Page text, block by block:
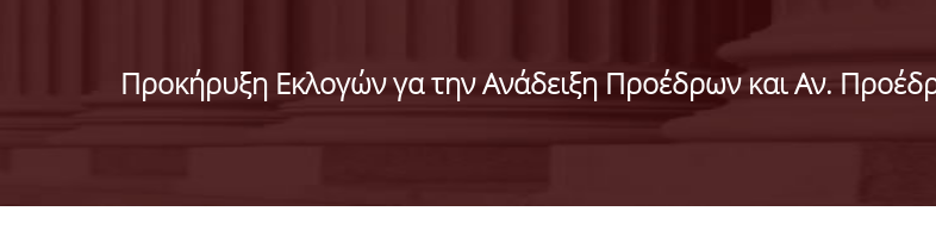
Προκήρυξη Εκλογών γα την Ανάδειξη Προέδρων και Αν.